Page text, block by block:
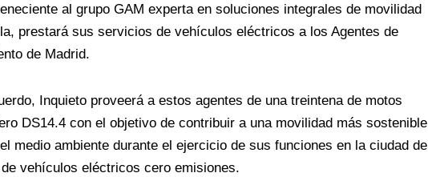
al grupo GAM experta en soluciones integrales de movilidad
prestará sus servicios de vehículos eléctricos a los Agentes de
de Madrid.
Inquieto proveerá a estos agentes de una treintena de motos
DS14.4 con el objetivo de contribuir a una movilidad más sostenible
medio ambiente durante el ejercicio de sus funciones en la ciudad de
vehículos eléctricos cero emisiones.